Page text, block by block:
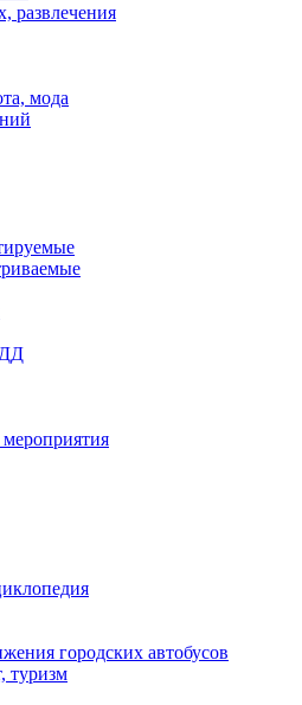
развлечения
мода
городских автобусов
туризм